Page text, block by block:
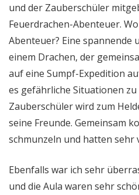
und der Zauberschüler
Feuerdrachen-Abenteuer.
Abenteuer? Eine spannende
einem Drachen, der
auf eine Sumpf-Expedition
es gefährliche Situationen
Zauberschüler wird zum
seine Freunde. Gemeinsam
schmunzeln und hatten sehr
Ebenfalls war ich sehr
und die Aula waren sehr